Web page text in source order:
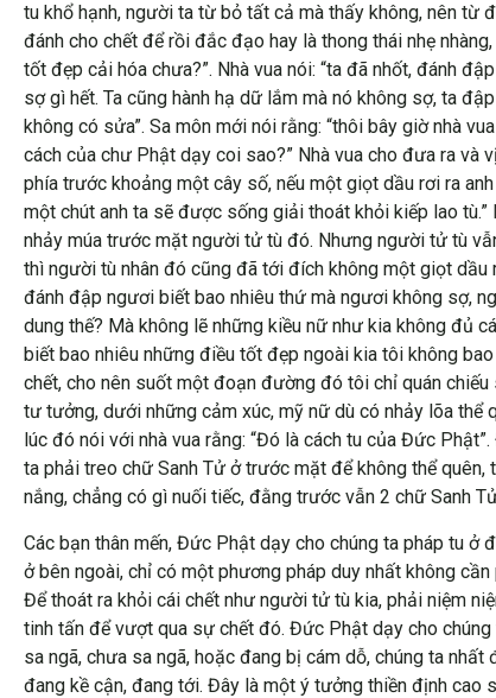
tu khổ hạnh, người ta từ bỏ tất cả mà thấy không, nên từ
đánh cho chết để rồi đắc đạo hay là thong thái nhẹ
tốt đẹp cải hóa chưa?”. Nhà vua nói: “ta đã nhốt, đánh
sợ gì hết. Ta cũng hành hạ dữ lắm mà nó không sợ, ta
không có sửa”. Sa môn mới nói rằng: “thôi bây giờ nhà
cách của chư Phật dạy coi sao?” Nhà vua cho đưa ra và
phía trước khoảng một cây số, nếu một giọt dầu rơi ra
một chút anh ta sẽ được sống giải thoát khỏi kiếp lao
nhảy múa trước mặt người tử tù đó. Nhưng người tử tù
thì người tù nhân đó cũng đã tới đích không một giọt dầu
đánh đập ngươi biết bao nhiêu thứ mà ngươi không sợ,
dung thế? Mà không lẽ những kiều nữ như kia không đủ
biết bao nhiêu những điều tốt đẹp ngoài kia tôi không
chết, cho nên suốt một đoạn đường đó tôi chỉ quán
tư tưởng, dưới những cảm xúc, mỹ nữ dù có nhảy lõa
lúc đó nói với nhà vua rằng: “Đó là cách tu của Đức
ta phải treo chữ Sanh Tử ở trước mặt để không thể
nắng, chẳng có gì nuối tiếc, đằng trước vẫn 2 chữ Sanh
Các bạn thân mến, Đức Phật dạy cho chúng ta pháp tu ở
ở bên ngoài, chỉ có một phương pháp duy nhất không
Để thoát ra khỏi cái chết như người tử tù kia, phải niệm
tinh tấn để vượt qua sự chết đó. Đức Phật dạy cho
sa ngã, chưa sa ngã, hoặc đang bị cám dỗ, chúng ta
đang kề cận, đang tới. Đây là một ý tưởng thiền định cao